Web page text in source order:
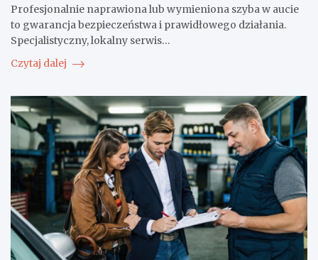
Profesjonalnie naprawiona lub wymieniona szyba w aucie
to gwarancja bezpieczeństwa i prawidłowego działania.
Specjalistyczny, lokalny serwis…
Czytaj dalej